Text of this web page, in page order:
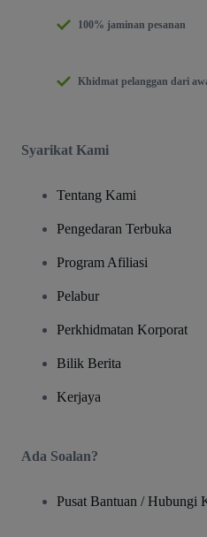
100% jaminan pesanan
Khidmat pelanggan dari
Syarikat Kami
Tentang Kami
Pengedaran Terbuka
Program Afiliasi
Pelabur
Perkhidmatan Korporat
Bilik Berita
Kerjaya
Ada Soalan?
Pusat Bantuan / Hubungi